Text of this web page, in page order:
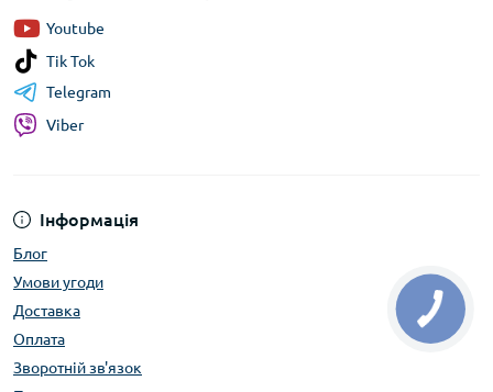
Інформація
Блог
Умови угоди
Доставка
Оплата
Зворотній зв'язок
Youtube
Tik Tok
Telegram
Viber